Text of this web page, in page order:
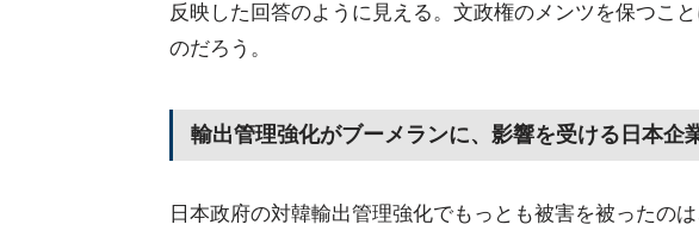
反映した回答のように見える。文政権のメンツを保つこ
のだろう。
輸出管理強化がブーメランに、影響を受ける日本企
日本政府の対韓輸出管理強化でもっとも被害を被ったの